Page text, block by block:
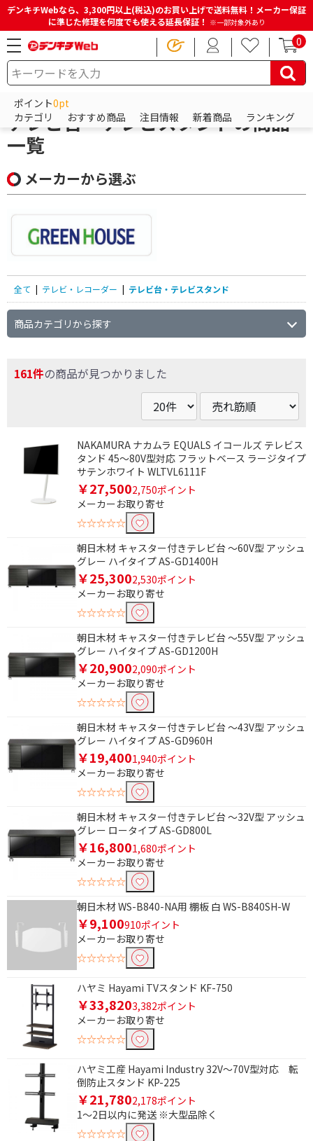
デンキチWebなら、3,300円以上(税込)のお買い上げで送料無料！メーカー保証
に準じた修理を何度でも使える延長保証！ ※一部対象外あり
0
ポイント0pt
カテゴリ
おすすめ商品 注目情報 新着商品 ランキング
HOME 商品一覧ページ テレビ・レコーダー
テレビ台・テレビスタンドの商品
一覧
メーカーから選ぶ
全て | テレビ・レコーダー | テレビ台・テレビスタンド
商品カテゴリから探す
161件の商品が見つかりました
NAKAMURA ナカムラ EQUALS イコールズ テレビス
タンド 45～80V型対応 フラットベース ラージタイプ
サテンホワイト WLTVL6111F
￥27,5002,750ポイント
メーカーお取り寄せ
☆☆☆☆☆
朝日木材 キャスター付きテレビ台 ～60V型 アッシュ
グレー ハイタイプ AS-GD1400H
￥25,3002,530ポイント
メーカーお取り寄せ
☆☆☆☆☆
朝日木材 キャスター付きテレビ台 ～55V型 アッシュ
グレー ハイタイプ AS-GD1200H
￥20,9002,090ポイント
メーカーお取り寄せ
☆☆☆☆☆
朝日木材 キャスター付きテレビ台 ～43V型 アッシュ
グレー ハイタイプ AS-GD960H
￥19,4001,940ポイント
メーカーお取り寄せ
☆☆☆☆☆
朝日木材 キャスター付きテレビ台 ～32V型 アッシュ
グレー ロータイプ AS-GD800L
￥16,8001,680ポイント
メーカーお取り寄せ
☆☆☆☆☆
朝日木材 WS-B840-NA用 棚板 白 WS-B840SH-W
￥9,100910ポイント
メーカーお取り寄せ
☆☆☆☆☆
ハヤミ Hayami TVスタンド KF-750
￥33,8203,382ポイント
メーカーお取り寄せ
☆☆☆☆☆
ハヤミ工産 Hayami Industry 32V～70V型対応 転
倒防止スタンド KP-225
￥21,7802,178ポイント
1～2日以内に発送 ※大型品除く
☆☆☆☆☆
条件で絞り込む
フリーワードで絞り込む
除外する
を除外して検索します。
価格で絞り込む